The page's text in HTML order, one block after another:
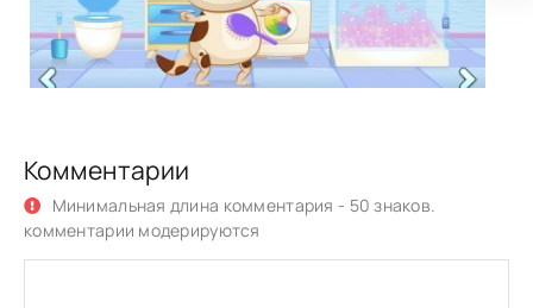
Комментарии
Минимальная длина комментария - 50 знаков.
комментарии модерируются